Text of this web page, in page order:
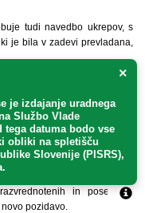
tudi navedbo ukrepov, s
je bila v zadevi prevladana,
vplivov iz tretjega
prednostno dosega s
in poseljenih
pozidavo.
×
je izdajanje uradnega
Službo Vlade
tega datuma bodo vse
obliki na spletišču
Slovenije (PISRS),